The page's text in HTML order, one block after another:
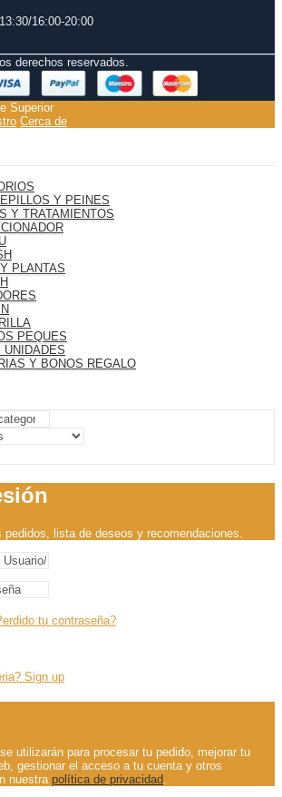
16:00-20:00
derechos reservados.
Superior
Cerca de
Y PEINES
Y TRATAMIENTOS
PLANTAS
PEQUES
UNIDADES
Y BONOS REGALO
lista de deseos y recomendaciones.
tu contraseña?
Sign up
utilizarán para procesar tu pedido, mejorar tu
gestionar el acceso a tu cuenta y otros
nuestra política de privacidad